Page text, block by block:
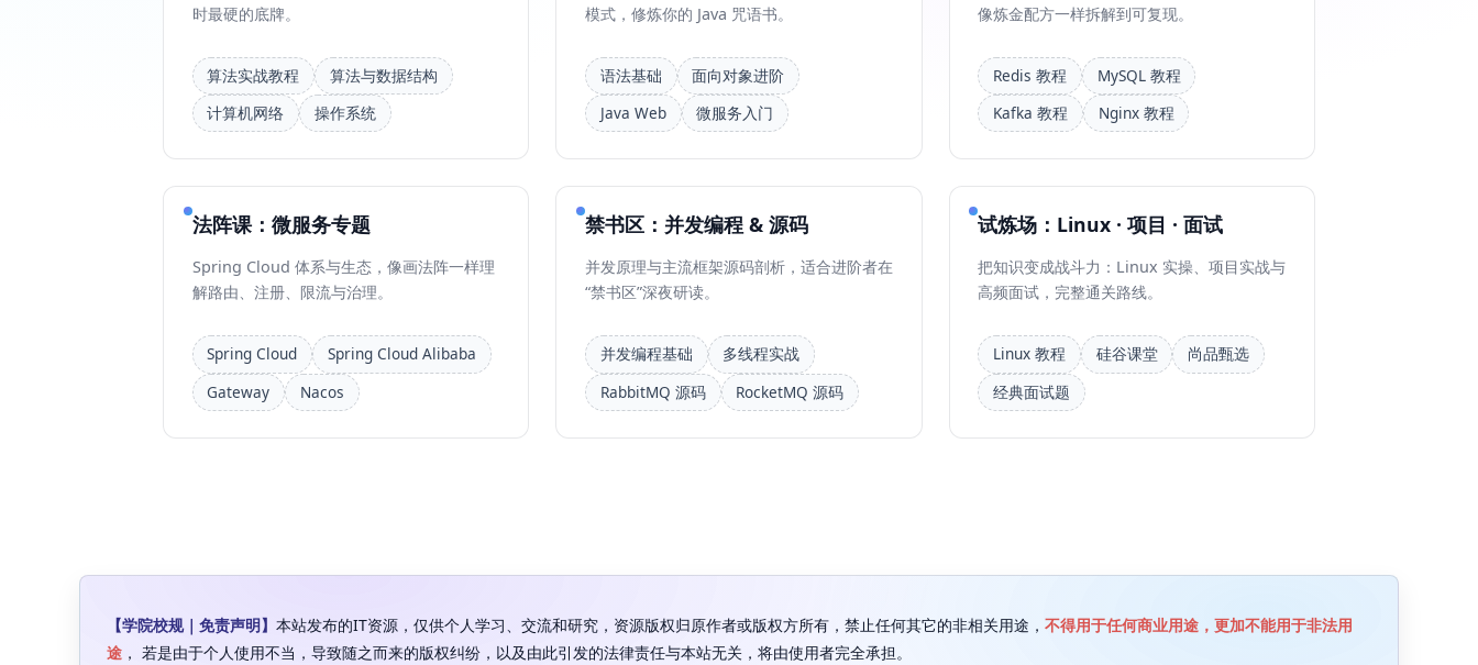
时最硬的底牌。
算法实战教程
算法与数据结构
计算机网络
操作系统
模式，修炼你的 Java 咒语书。
语法基础
面向对象进阶
Java Web
微服务入门
像炼金配方一样拆解到可复现。
Redis 教程
MySQL 教程
Kafka 教程
Nginx 教程
法阵课：微服务专题
Spring Cloud 体系与生态，像画法阵一样理
解路由、注册、限流与治理。
Spring Cloud
Spring Cloud Alibaba
Gateway
Nacos
禁书区：并发编程 & 源码
并发原理与主流框架源码剖析，适合进阶者在
“禁书区”深夜研读。
并发编程基础
多线程实战
RabbitMQ 源码
RocketMQ 源码
试炼场：Linux · 项目 · 面试
把知识变成战斗力：Linux 实操、项目实战与
高频面试，完整通关路线。
Linux 教程 硅谷课堂
尚品甄选
经典面试题
【学院校规｜免责声明】 本站发布的IT资源，仅供个人学习、交流和研究，资源版权归原作者或版权方所有，禁止任何其它的非相关用途， 不得用于任何商业用途，更加不能用于非法用
途 ， 若是由于个人使用不当，导致随之而来的版权纠纷，以及由此引发的法律责任与本站无关，将由使用者完全承担。